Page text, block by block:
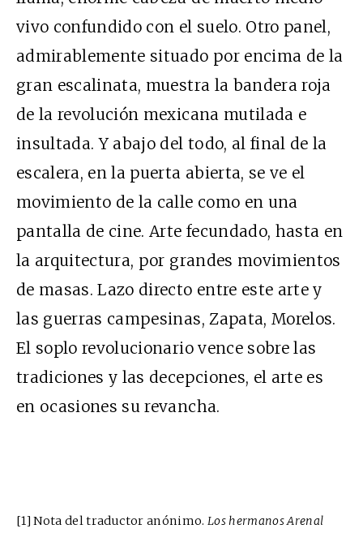
vivo confundido con el suelo. Otro panel,
admirablemente situado por encima de la
gran escalinata, muestra la bandera roja
de la revolución mexicana mutilada e
insultada. Y abajo del todo, al final de la
escalera, en la puerta abierta, se ve el
movimiento de la calle como en una
pantalla de cine. Arte fecundado, hasta en
la arquitectura, por grandes movimientos
de masas. Lazo directo entre este arte y
las guerras campesinas, Zapata, Morelos.
El soplo revolucionario vence sobre las
tradiciones y las decepciones, el arte es
en ocasiones su revancha.
[1] Nota del traductor anónimo. Los hermanos Arenal